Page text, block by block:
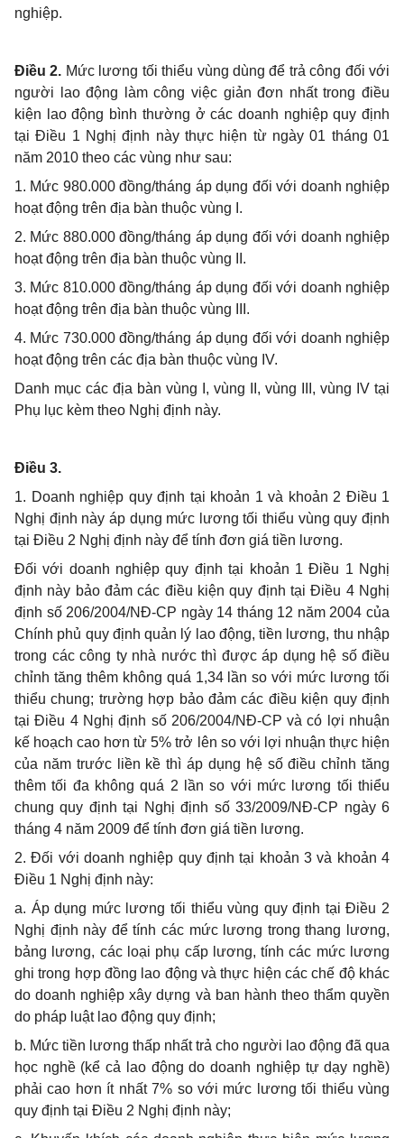
nghiệp.
Điều 2. Mức lương tối thiểu vùng dùng để trả công đối với
người lao động làm công việc giản đơn nhất trong điều
kiện lao động bình thường ở các doanh nghiệp quy định
tại Điều 1 Nghị định này thực hiện từ ngày 01 tháng 01
năm 2010 theo các vùng như sau:
1. Mức 980.000 đồng/tháng áp dụng đối với doanh nghiệp
hoạt động trên địa bàn thuộc vùng I.
2. Mức 880.000 đồng/tháng áp dụng đối với doanh nghiệp
hoạt động trên địa bàn thuộc vùng II.
3. Mức 810.000 đồng/tháng áp dụng đối với doanh nghiệp
hoạt động trên địa bàn thuộc vùng III.
4. Mức 730.000 đồng/tháng áp dụng đối với doanh nghiệp
hoạt động trên các địa bàn thuộc vùng IV.
Danh mục các địa bàn vùng I, vùng II, vùng III, vùng IV tại
Phụ lục kèm theo Nghị định này.
Điều 3.
1. Doanh nghiệp quy định tại khoản 1 và khoản 2 Điều 1
Nghị định này áp dụng mức lương tối thiểu vùng quy định
tại Điều 2 Nghị định này để tính đơn giá tiền lương.
Đối với doanh nghiệp quy định tại khoản 1 Điều 1 Nghị
định này bảo đảm các điều kiện quy định tại Điều 4 Nghị
định số 206/2004/NĐ-CP ngày 14 tháng 12 năm 2004 của
Chính phủ quy định quản lý lao động, tiền lương, thu nhập
trong các công ty nhà nước thì được áp dụng hệ số điều
chỉnh tăng thêm không quá 1,34 lần so với mức lương tối
thiểu chung; trường hợp bảo đảm các điều kiện quy định
tại Điều 4 Nghị định số 206/2004/NĐ-CP và có lợi nhuận
kế hoạch cao hơn từ 5% trở lên so với lợi nhuận thực hiện
của năm trước liền kề thì áp dụng hệ số điều chỉnh tăng
thêm tối đa không quá 2 lần so với mức lương tối thiểu
chung quy định tại Nghị định số 33/2009/NĐ-CP ngày 6
tháng 4 năm 2009 để tính đơn giá tiền lương.
2. Đối với doanh nghiệp quy định tại khoản 3 và khoản 4
Điều 1 Nghị định này:
a. Áp dụng mức lương tối thiểu vùng quy định tại Điều 2
Nghị định này để tính các mức lương trong thang lương,
bảng lương, các loại phụ cấp lương, tính các mức lương
ghi trong hợp đồng lao động và thực hiện các chế độ khác
do doanh nghiệp xây dựng và ban hành theo thẩm quyền
do pháp luật lao động quy định;
b. Mức tiền lương thấp nhất trả cho người lao động đã qua
học nghề (kể cả lao động do doanh nghiệp tự dạy nghề)
phải cao hơn ít nhất 7% so với mức lương tối thiểu vùng
quy định tại Điều 2 Nghị định này;